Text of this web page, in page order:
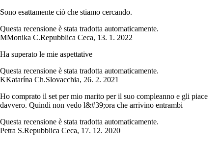
Sono esattamente ciò che stiamo cercando.
Questa recensione è stata tradotta automaticamente.
MMonika C.Repubblica Ceca, 13. 1. 2022
Ha superato le mie aspettative
Questa recensione è stata tradotta automaticamente.
KKatarína Ch.Slovacchia, 26. 2. 2021
Ho comprato il set per mio marito per il suo compleanno e gli piace
davvero. Quindi non vedo l&#39;ora che arrivino entrambi
Questa recensione è stata tradotta automaticamente.
Petra S.Repubblica Ceca, 17. 12. 2020